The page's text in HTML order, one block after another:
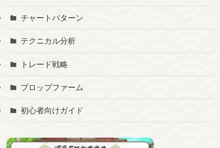
チャートパターン
テクニカル分析
トレード戦略
プロップファーム
初心者向けガイド